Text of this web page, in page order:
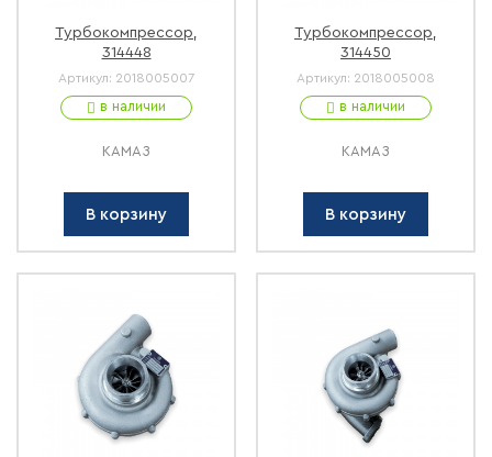
Турбокомпрессор,
314448
Артикул: 2018005007
в наличии
КАМАЗ
В корзину
Турбокомпрессор,
314450
Артикул: 2018005008
в наличии
КАМАЗ
В корзину